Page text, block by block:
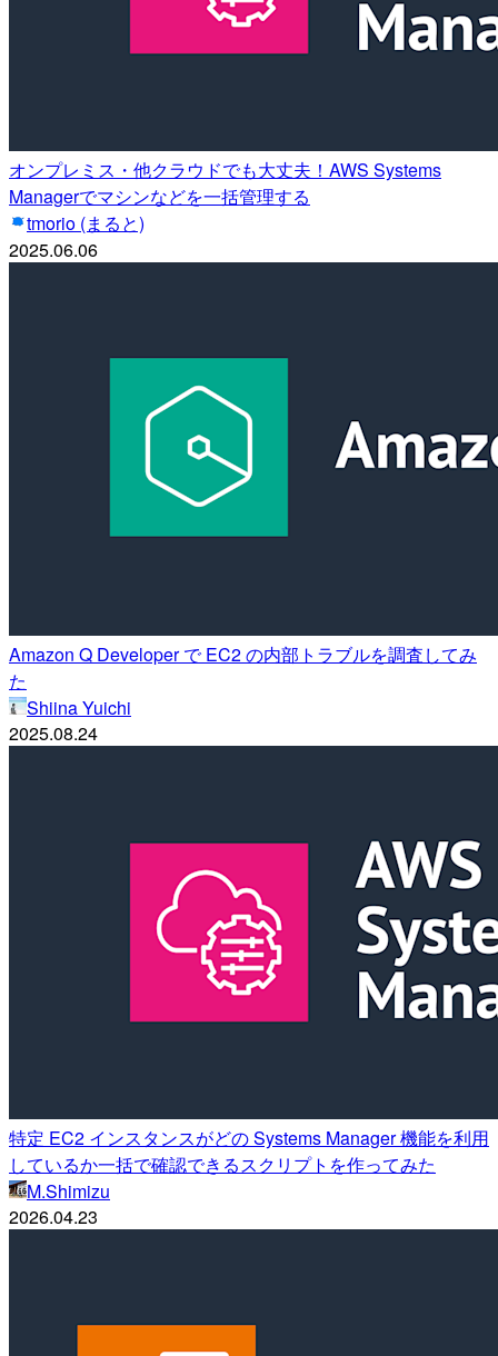
オンプレミス・他クラウドでも大丈夫！AWS Systems
Managerでマシンなどを一括管理する
tmorio (まると)
2025.06.06
Amazon Q Developer で EC2 の内部トラブルを調査してみ
た
Shiina Yuichi
2025.08.24
特定 EC2 インスタンスがどの Systems Manager 機能を利用
しているか一括で確認できるスクリプトを作ってみた
M.Shimizu
2026.04.23